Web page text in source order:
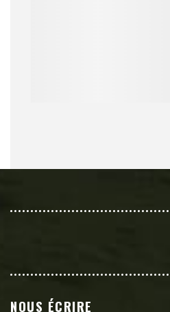
NOUS ÉCRIRE